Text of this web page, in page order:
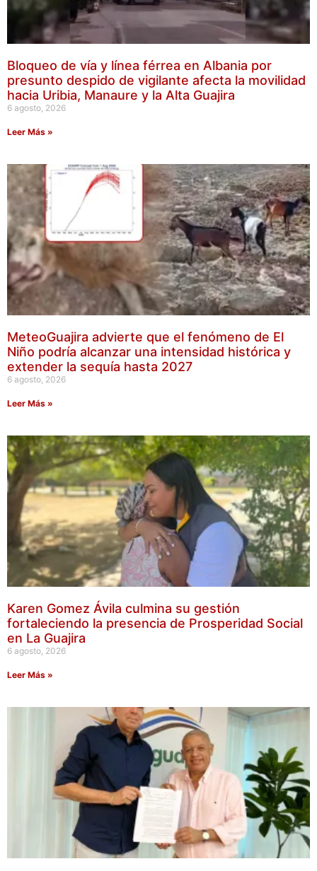
Bloqueo de vía y línea férrea en Albania por
presunto despido de vigilante afecta la movilidad
hacia Uribia, Manaure y la Alta Guajira
6 agosto, 2026
Leer Más »
MeteoGuajira advierte que el fenómeno de El
Niño podría alcanzar una intensidad histórica y
extender la sequía hasta 2027
6 agosto, 2026
Leer Más »
Karen Gomez Ávila culmina su gestión
fortaleciendo la presencia de Prosperidad Social
en La Guajira
6 agosto, 2026
Leer Más »